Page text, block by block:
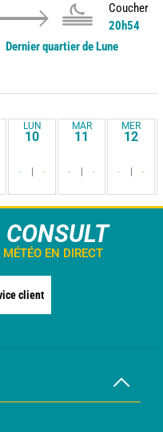
Coucher
20h54
Dernier quartier de Lune
LUN
10
- -
MAR
11
- -
MER
12
- -
CONSULT
MÉTÉO EN DIRECT
client